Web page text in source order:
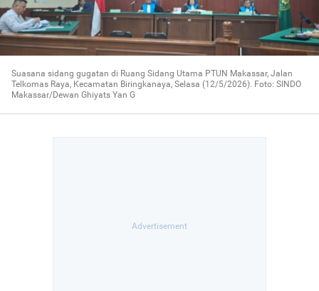
Suasana sidang gugatan di Ruang Sidang Utama PTUN Makassar, Jalan
Telkomas Raya, Kecamatan Biringkanaya, Selasa (12/5/2026). Foto: SINDO
Makassar/Dewan Ghiyats Yan G